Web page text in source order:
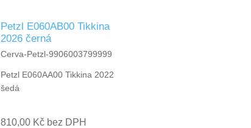
Petzl E060AB00 Tikkina
2026 černá
Cerva-Petzl-9906003799999
Petzl E060AA00 Tikkina 2022
šedá
810,00 Kč bez DPH